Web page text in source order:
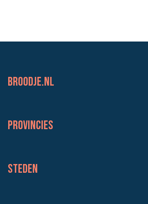
BROODJE.NL
Provincies
Steden